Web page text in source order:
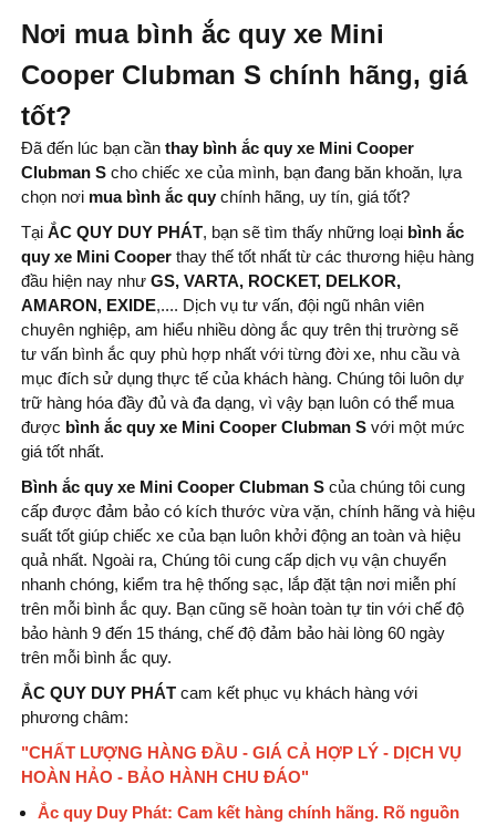
Nơi mua bình ắc quy xe Mini
Cooper Clubman S chính hãng, giá
tốt?
Đã đến lúc bạn cần thay bình ắc quy xe Mini Cooper
Clubman S cho chiếc xe của mình, bạn đang băn khoăn, lựa
chọn nơi mua bình ắc quy chính hãng, uy tín, giá tốt?
Tại ẮC QUY DUY PHÁT, bạn sẽ tìm thấy những loại bình ắc
quy xe Mini Cooper thay thế tốt nhất từ ​​các thương hiệu hàng
đầu hiện nay như GS, VARTA, ROCKET, DELKOR,
AMARON, EXIDE,.... Dịch vụ tư vấn, đội ngũ nhân viên
chuyên nghiệp, am hiểu nhiều dòng ắc quy trên thị trường sẽ
tư vấn bình ắc quy phù hợp nhất với từng đời xe, nhu cầu và
mục đích sử dụng thực tế của khách hàng. Chúng tôi luôn dự
trữ hàng hóa đầy đủ và đa dạng, vì vậy bạn luôn có thể mua
được bình ắc quy xe Mini Cooper Clubman S với một mức
giá tốt nhất.
Bình ắc quy xe Mini Cooper Clubman S của chúng tôi cung
cấp được đảm bảo có kích thước vừa vặn, chính hãng và hiệu
suất tốt giúp chiếc xe của bạn luôn khởi động an toàn và hiệu
quả nhất. Ngoài ra, Chúng tôi cung cấp dịch vụ vận chuyển
nhanh chóng, kiểm tra hệ thống sạc, lắp đặt tận nơi miễn phí
trên mỗi bình ắc quy. Bạn cũng sẽ hoàn toàn tự tin với chế độ
bảo hành 9 đến 15 tháng, chế độ đảm bảo hài lòng 60 ngày
trên mỗi bình ắc quy.
ẮC QUY DUY PHÁT cam kết phục vụ khách hàng với
phương châm:
"CHẤT LƯỢNG HÀNG ĐẦU - GIÁ CẢ HỢP LÝ - DỊCH VỤ
HOÀN HẢO - BẢO HÀNH CHU ĐÁO"
Ắc quy Duy Phát: Cam kết hàng chính hãng. Rõ nguồn